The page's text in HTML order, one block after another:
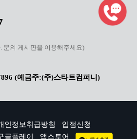
문의 게시판을 이용해주세요)
(예금주:(주)스타트컴퍼니)
인정보취급방침
입점신청
글플레이 앱스토어